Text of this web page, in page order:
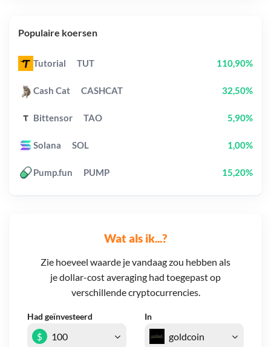
Wat als ik...?
Zie hoeveel waarde je vandaag zou hebben als
je dollar-cost averaging had toegepast op
verschillende cryptocurrencies.
Had geïnvesteerd In
$
Populaire koersen
Tutorial TUT 110,90%
Cash Cat CASHCAT 32,50%
Bittensor TAO 5,90%
Solana SOL 1,00%
Pump.fun PUMP 15,20%